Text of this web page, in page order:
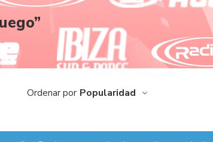
Ordenar por Popularidad